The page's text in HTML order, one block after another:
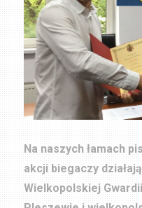
Na naszych łamach
akcji biegaczy
Wielkopolskiej